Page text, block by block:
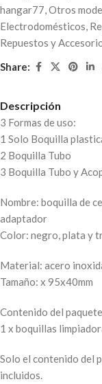
hangar77,Otros
Electrodomésticos,
Repuestos y
Share:
Descripción
3 Formas de uso:
1 Solo Boquilla
2 Boquilla Tubo
3 Boquilla Tubo y
Nombre: boquilla de
adaptador
Color: negro, plata y
Material: acero
Tamaño: x 95x40mm
Contenido del
1 x boquillas
Solo el contenido del
incluidos.